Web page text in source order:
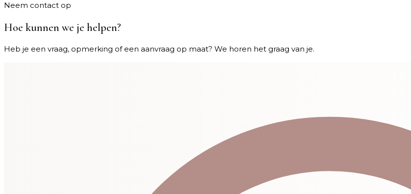
Neem contact op
Hoe kunnen we je helpen?
Heb je een vraag, opmerking of een aanvraag op maat? We horen het graag van je.